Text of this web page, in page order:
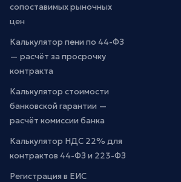
сопоставимых рыночных
цен
Калькулятор пени по 44-ФЗ
— расчёт за просрочку
контракта
Калькулятор стоимости
банковской гарантии —
расчёт комиссии банка
Калькулятор НДС 22% для
контрактов 44-ФЗ и 223-ФЗ
Регистрация в ЕИС